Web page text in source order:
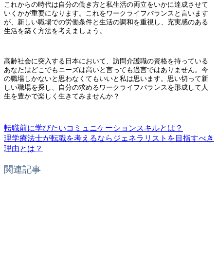
これからの時代は自分の働き方と私生活の両立をいかに達成させて
いくかが重要になります。これをワークライフバランスと言います
が、新しい職場での労働条件と生活の調和を重視し、充実感のある
生活を築く方法を考えましょう。
高齢社会に突入する日本において、訪問介護職の資格を持っている
あなたはどこでもニーズは高いと言っても過言ではありません。今
の職場しかないと思わなくてもいいと私は思います。思い切って新
しい職場を探し、自分の求めるワークライフバランスを形成して人
生を豊かで楽しく生きてみませんか？
転職前に学びたいコミュニケーションスキルとは？
理学療法士が転職を考えるならジェネラリストを目指すべき
理由とは？
関連記事